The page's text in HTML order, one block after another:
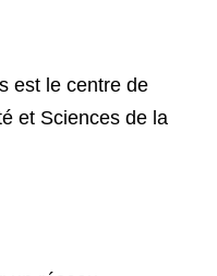
est le centre de
et Sciences de la